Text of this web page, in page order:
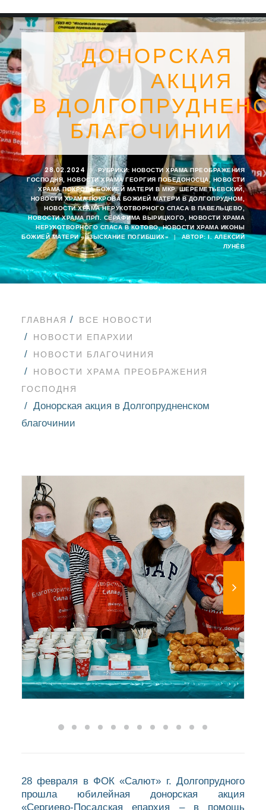
SEARCH
ДОНОРСКАЯ
АКЦИЯ
В
БЛАГОЧИНИИ
28.02.2024 | РУБРИКИ: НОВОСТИ ХРАМА ПРЕОБРАЖЕНИЯ
ГОСПОДНЯ
НОВОСТИ ХРАМА ГЕОРГИЯ ПОБЕДОНОСЦА, НОВОСТИ
ХРАМА ПОКРОВА БОЖИЕЙ МАТЕРИ В МКР. ШЕРЕМЕТЬЕВСКИЙ,
НОВОСТИ ХРАМА ПОКРОВА БОЖИЕЙ МАТЕРИ В ДОЛГОПРУДНОМ
НОВОСТИ ХРАМА НЕРУКОТВОРНОГО СПАСА В ПАВЕЛЬЦЕВО,
НОВОСТИ ХРАМА ПРП. СЕРАФИМА ВЫРИЦКОГО
НОВОСТИ ХРАМА
НЕРУКОТВОРНОГО СПАСА В КОТОВО,НОВОСТИ ХРАМА ИКОНЫ
БОЖИЕЙ МАТЕРИ «ВЗЫСКАНИЕ ПОГИБШИХ»
| АВТОР: I. АЛЕКСИЙ
ЛУНЁВ
ГЛАВНАЯ
ВСЕ НОВОСТИ
НОВОСТИ ЕПАРХИИ
НОВОСТИ БЛАГОЧИНИЯ
НОВОСТИ ХРАМА ПРЕОБРАЖЕНИЯ
ГОСПОДНЯ
Донорская акция в Долгопрудненском
благочинии
28 февраля в ФОК «Салют» г. Долгопрудного
прошла юбилейная донорская акция
«Сергиево-Посадская епархия – в помощь